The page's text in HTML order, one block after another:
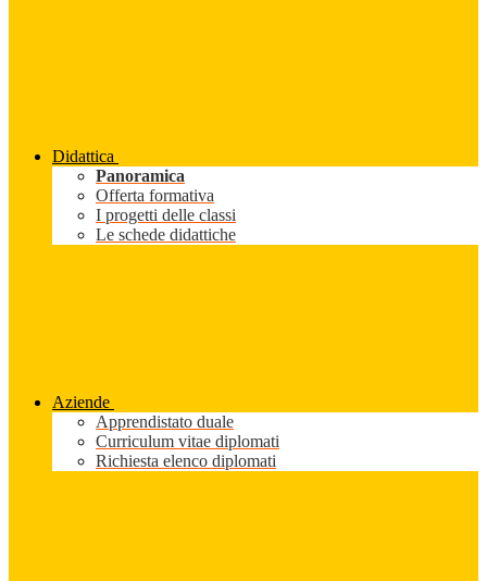
Didattica
Panoramica
Offerta formativa
I progetti delle classi
Le schede didattiche
Aziende
Apprendistato duale
Curriculum vitae diplomati
Richiesta elenco diplomati